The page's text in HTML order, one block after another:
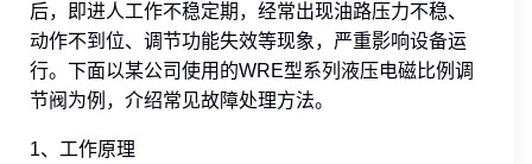
后，即进人工作不稳定期，经常出现油路压力不稳、
动作不到位、调节功能失效等现象，严重影响设备运
行。下面以某公司使用的WRE型系列液压电磁比例调
节阀为例，介绍常见故障处理方法。
1、工作原理